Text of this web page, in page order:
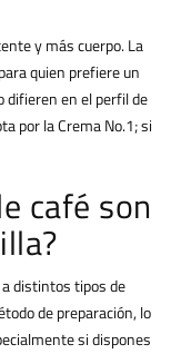
y más cuerpo. La
quien prefiere un
difieren en el perfil de
por la Crema No.1; si
café son
distintos tipos de
de preparación, lo
si dispones